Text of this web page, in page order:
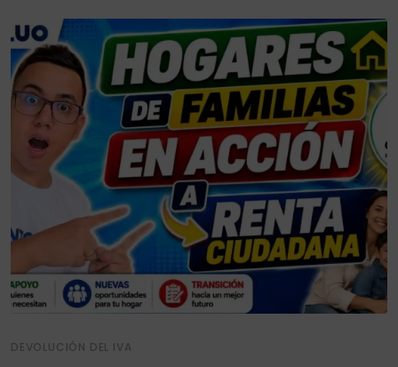
DEVOLUCIÓN DEL IVA